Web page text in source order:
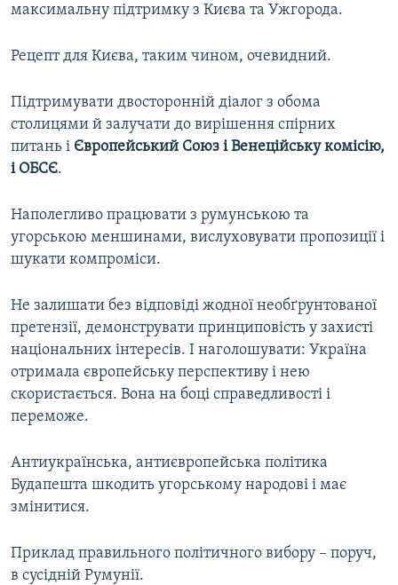
максимальну підтримку з Києва та Ужгорода.
Рецепт для Києва, таким чином, очевидний.
Підтримувати двосторонній діалог з обома
столицями й залучати до вирішення спірних
питань і Європейський Союз і Венеційську комісію,
і ОБСЄ.
Наполегливо працювати з румунською та
угорською меншинами, вислуховувати пропозиції і
шукати компроміси.
Не залишати без відповіді жодної необґрунтованої
претензії, демонструвати принциповість у захисті
національних інтересів. І наголошувати: Україна
отримала європейську перспективу і нею
скористається. Вона на боці справедливості і
переможе.
Антиукраїнська, антиєвропейська політика
Будапешта шкодить угорському народові і має
змінитися.
Приклад правильного політичного вибору – поруч,
в сусідній Румунії.